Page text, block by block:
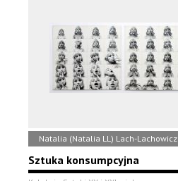
Natalia (Natalia LL) Lach-Lachowicz
Sztuka konsumpcyjna